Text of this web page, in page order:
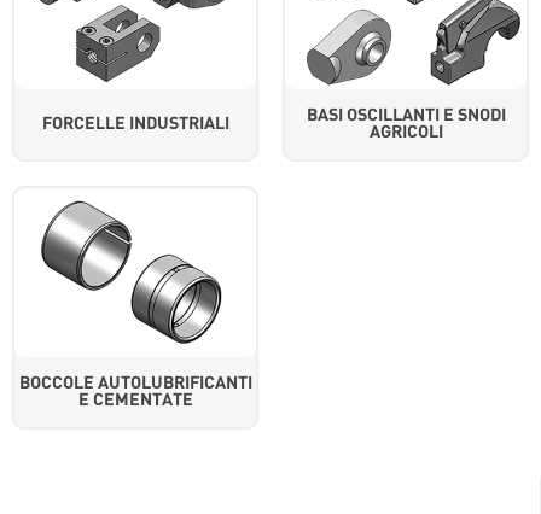
FORCELLE INDUSTRIALI
BASI OSCILLANTI E SNODI
AGRICOLI
BOCCOLE AUTOLUBRIFICANTI
E CEMENTATE